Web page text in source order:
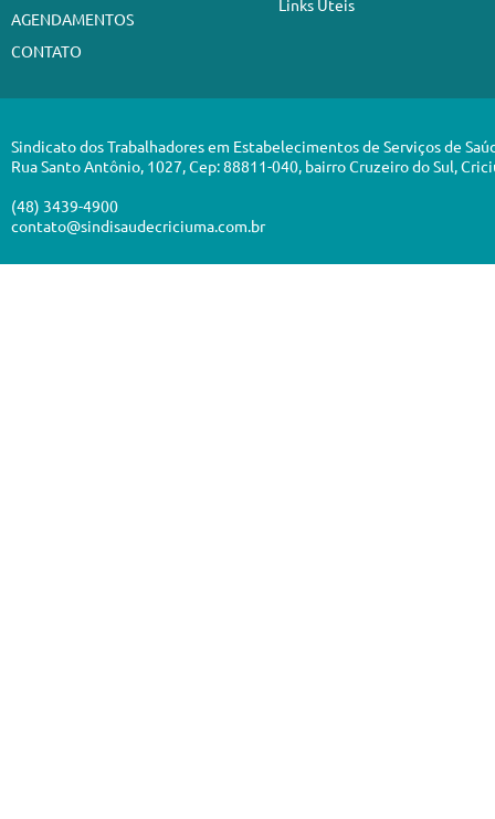
AGENDAMENTOS
CONTATO
Links Úteis
Sindicato dos Trabalhadores em Estabelecimentos de Serviços de
Rua Santo Antônio, 1027, Cep: 88811-040, bairro Cruzeiro do Sul,
(48) 3439-4900
contato@sindisaudecriciuma.com.br